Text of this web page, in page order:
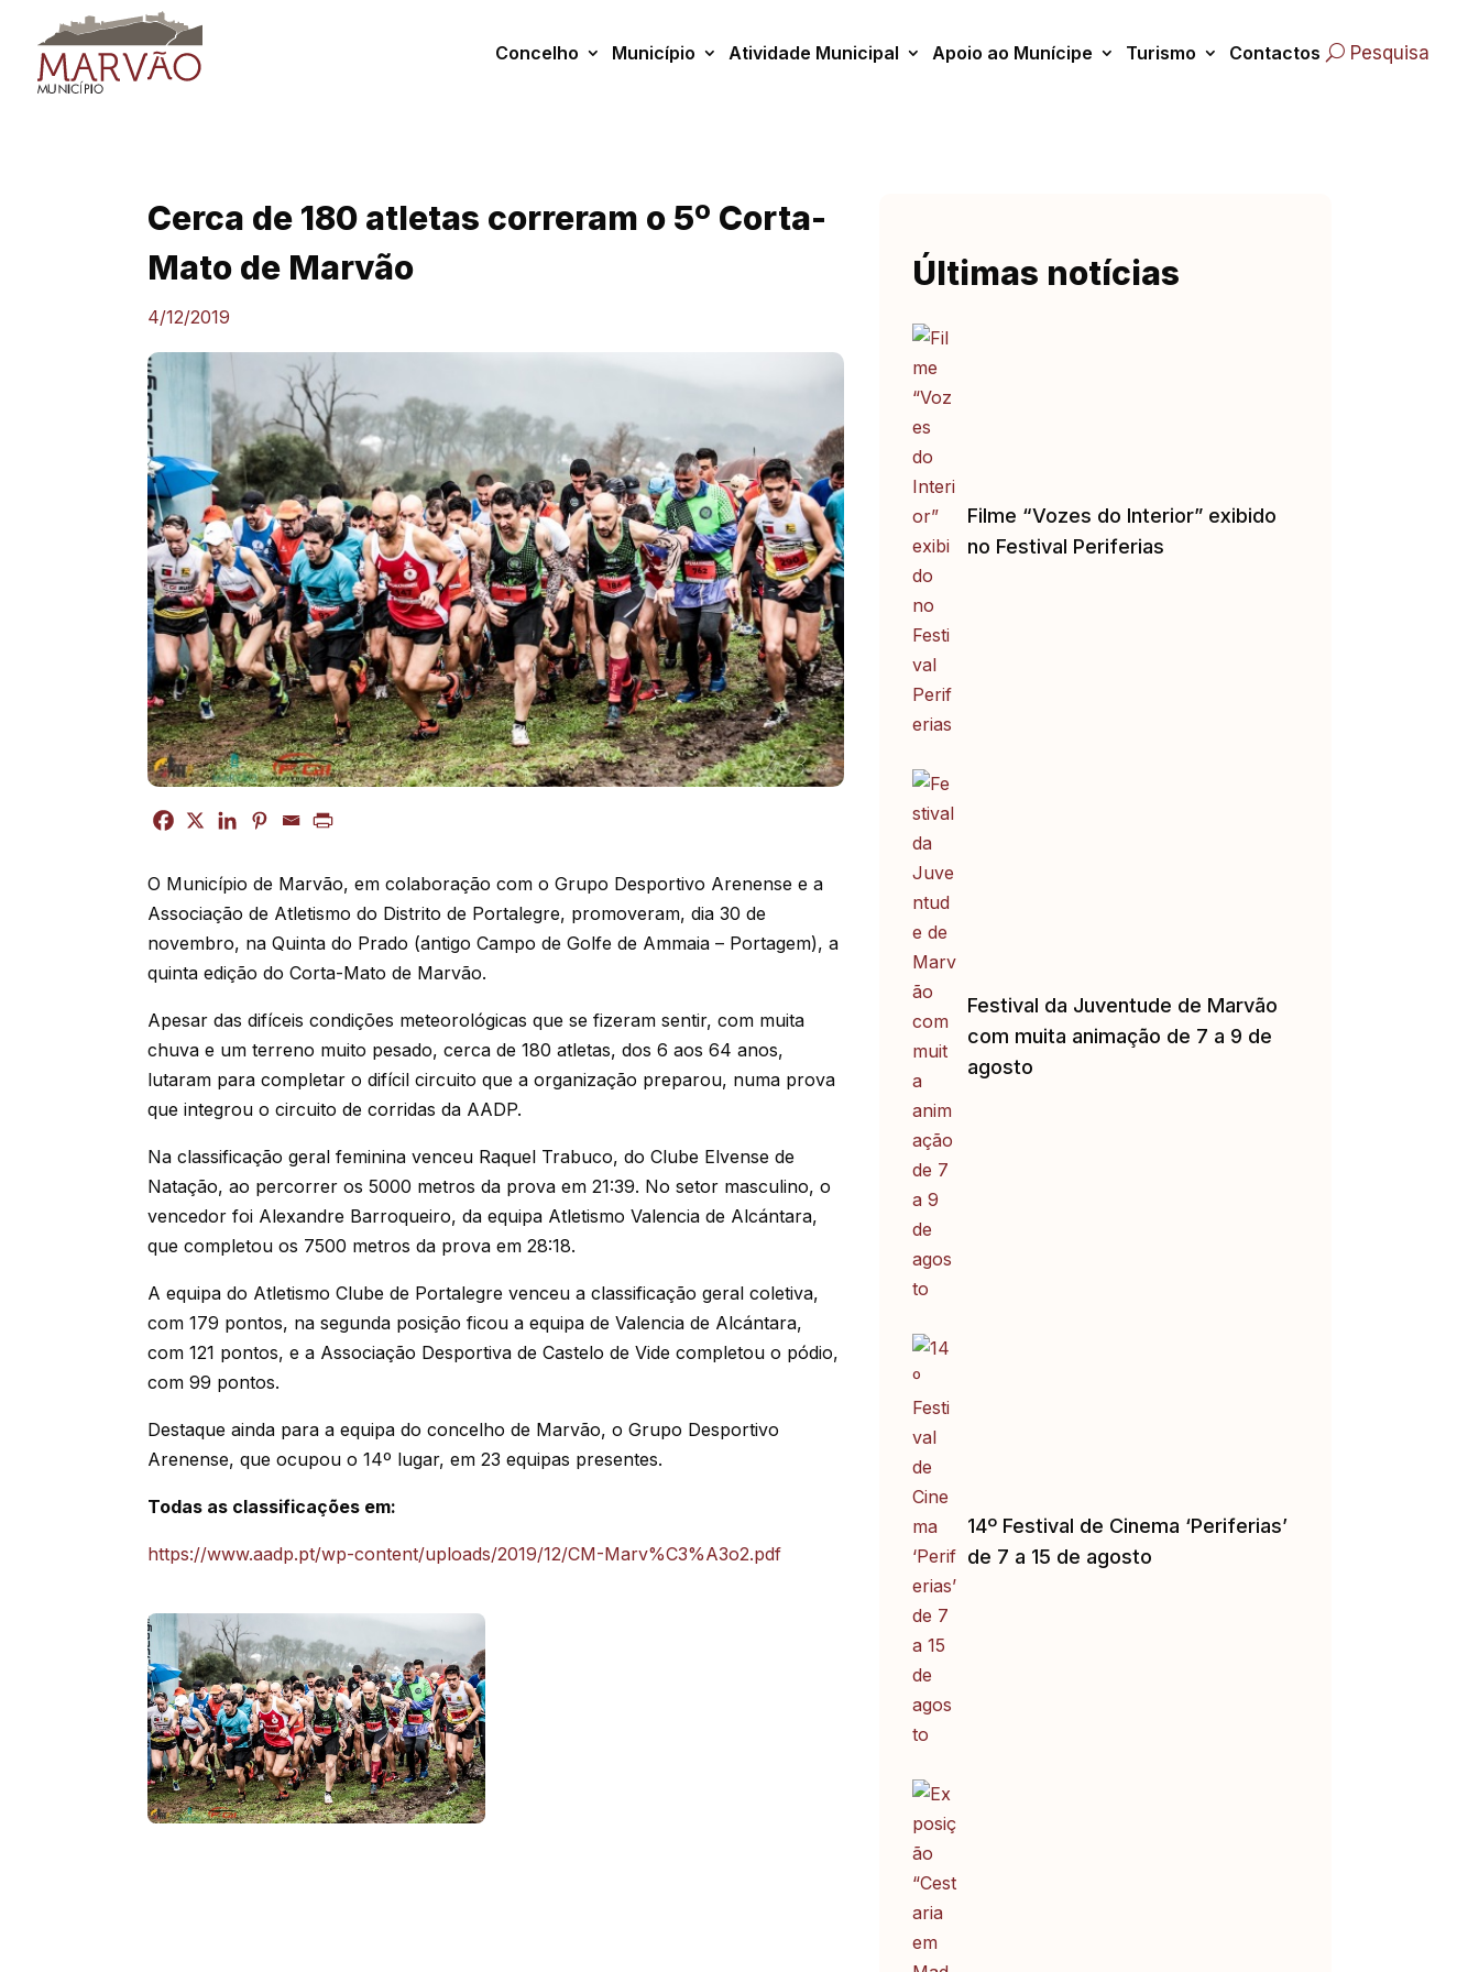
content
Concelho Município Atividade Municipal Apoio ao Munícipe Turismo Contactos Pesquisa
Cerca de 180 atletas correram o 5º Corta-
Mato de Marvão
4/12/2019
O Município de Marvão, em colaboração com o Grupo Desportivo Arenense e a
Associação de Atletismo do Distrito de Portalegre, promoveram, dia 30 de
novembro, na Quinta do Prado (antigo Campo de Golfe de Ammaia – Portagem), a
quinta edição do Corta-Mato de Marvão.
Apesar das difíceis condições meteorológicas que se fizeram sentir, com muita
chuva e um terreno muito pesado, cerca de 180 atletas, dos 6 aos 64 anos,
lutaram para completar o difícil circuito que a organização preparou, numa prova
que integrou o circuito de corridas da AADP.
Na classificação geral feminina venceu Raquel Trabuco, do Clube Elvense de
Natação, ao percorrer os 5000 metros da prova em 21:39. No setor masculino, o
vencedor foi Alexandre Barroqueiro, da equipa Atletismo Valencia de Alcántara,
que completou os 7500 metros da prova em 28:18.
A equipa do Atletismo Clube de Portalegre venceu a classificação geral coletiva,
com 179 pontos, na segunda posição ficou a equipa de Valencia de Alcántara,
com 121 pontos, e a Associação Desportiva de Castelo de Vide completou o pódio,
com 99 pontos.
Destaque ainda para a equipa do concelho de Marvão, o Grupo Desportivo
Arenense, que ocupou o 14º lugar, em 23 equipas presentes.
Todas as classificações em:
https://www.aadp.pt/wp-content/uploads/2019/12/CM-Marv%C3%A3o2.pdf
Últimas notícias
Filme “Vozes do Interior” exibido
no Festival Periferias
Festival da Juventude de Marvão
com muita animação de 7 a 9 de
agosto
14º Festival de Cinema ‘Periferias’
de 7 a 15 de agosto